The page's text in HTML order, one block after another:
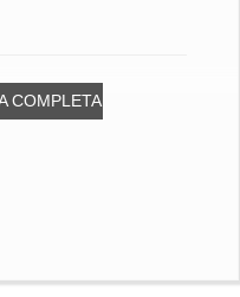
COMPLETA